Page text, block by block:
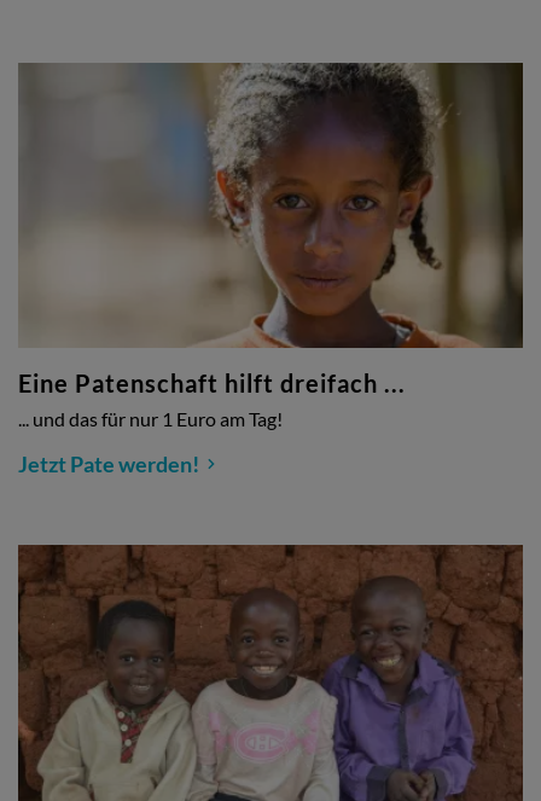
Eine Patenschaft hilft dreifach ...
... und das für nur 1 Euro am Tag!
Jetzt Pate werden!